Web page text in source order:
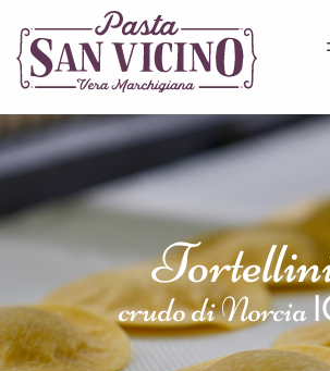
crudo di Norcia